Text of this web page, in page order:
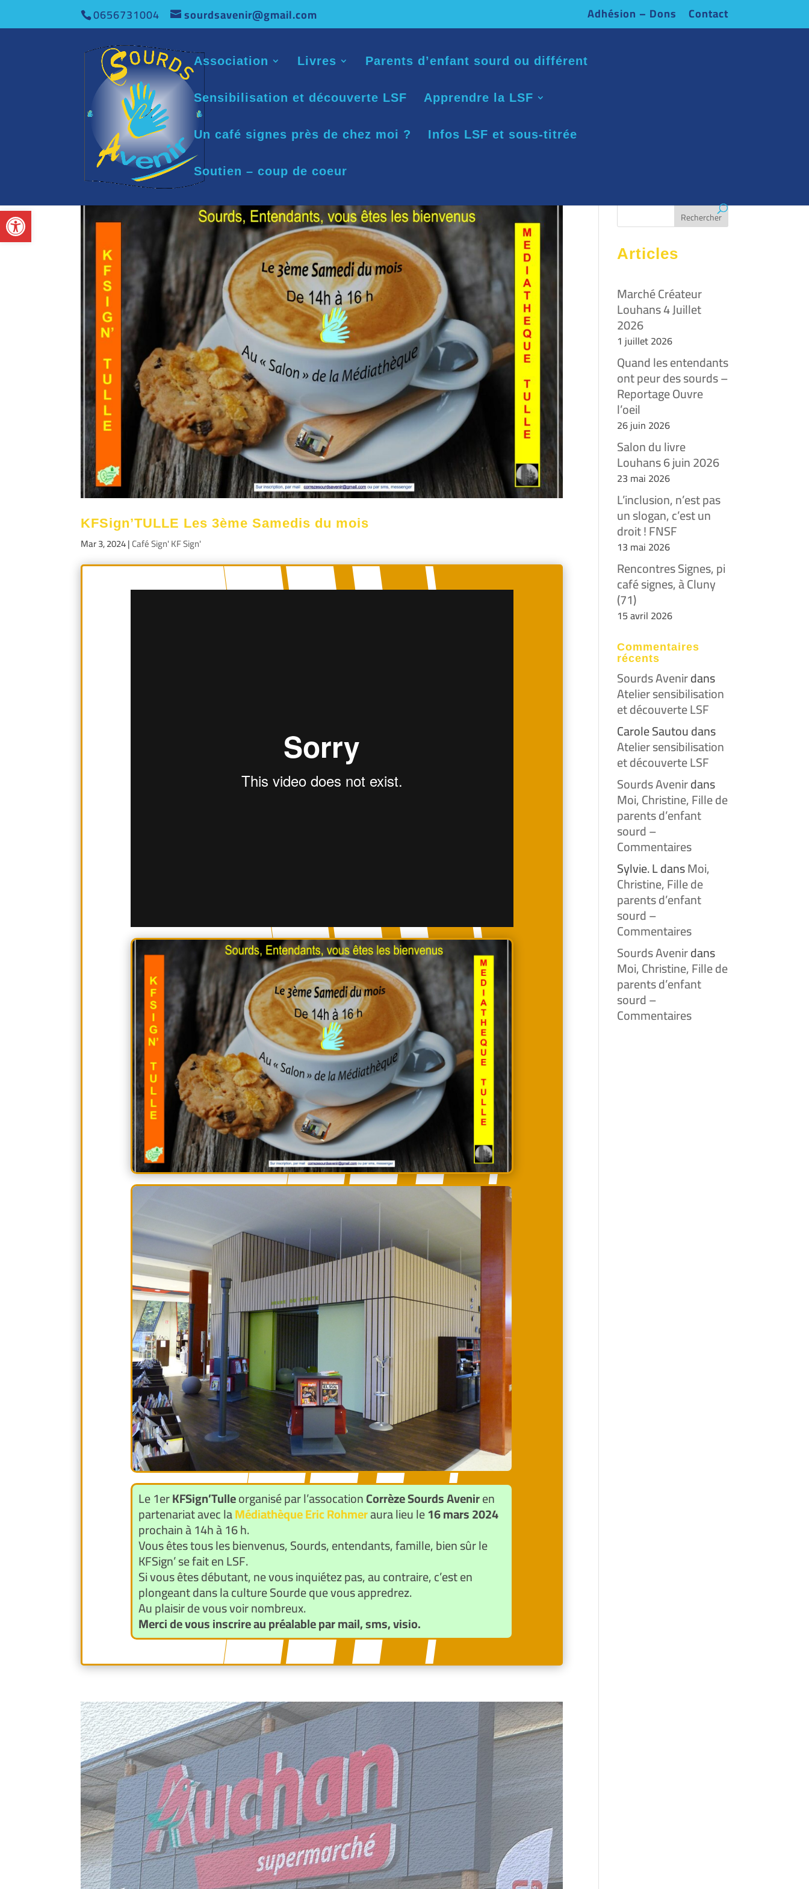
Ouvrir la barre d’outils
0656731004 sourdsavenir@gmail.com Adhésion – Dons Contact
Association Livres Parents d’enfant sourd ou différent
Sensibilisation et découverte LSF Apprendre la LSF
Un café signes près de chez moi ? Infos LSF et sous-titrée
Soutien – coup de coeur
KFSign’TULLE Les 3ème Samedis du mois
Mar 3, 2024|Café Sign' KF Sign'
Le 1erKFSign’Tulleorganisé par l’assocationCorrèze Sourds Aveniren
partenariat avec laMédiathèque Eric Rohmeraura lieu le16 mars 2024
prochain à 14h à 16 h.
Vous êtes tous les bienvenus, Sourds, entendants, famille, bien sûr le
KFSign’ se fait en LSF.
Si vous êtes débutant, ne vous inquiétez pas, au contraire, c’est en
plongeant dans la culture Sourde que vous appredrez.
Au plaisir de vous voir nombreux.
Merci de vous inscrire au préalable par mail, sms, visio.
Articles
Marché Créateur
Louhans 4 Juillet
2026
1 juillet 2026
Quand les entendants
ont peur des sourds –
Reportage Ouvre
l’oeil
26 juin 2026
Salon du livre
Louhans 6 juin 2026
23 mai 2026
L’inclusion, n’est pas
un slogan, c’est un
droit ! FNSF
13 mai 2026
Rencontres Signes, pi
café signes, à Cluny
(71)
15 avril 2026
Commentaires
récents
Sourds Avenirdans
Atelier sensibilisation
et découverte LSF
Carole Sautoudans
Atelier sensibilisation
et découverte LSF
Sourds Avenirdans
Moi, Christine, Fille de
parents d’enfant
sourd –
Commentaires
Sylvie. LdansMoi,
Christine, Fille de
parents d’enfant
sourd –
Commentaires
Sourds Avenirdans
Moi, Christine, Fille de
parents d’enfant
sourd –
Commentaires